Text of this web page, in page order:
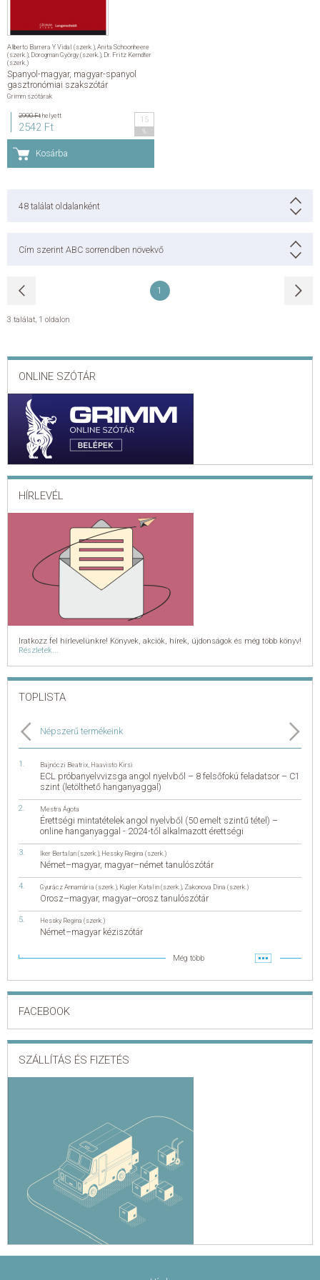
Alberto Barrera Y Vidal (szerk.) Anita Schoonheere
(szerk.) Dorogman György (szerk.) Dr. Fritz Kerndter
(szerk.)
Spanyol-magyar, magyar-spanyol
gasztronómiai szakszótár
Grimm szótárak
2990 Fthelyett
2542 Ft
15
Kosárba
48 találat oldalanként
Cím szerint ABC sorrendben növekvő
1
3 találat, 1 oldalon
ONLINE SZÓTÁR
HÍRLEVÉL
Iratkozz fel hírlevelünkre! Könyvek, akciók, hírek, újdonságok és még több könyv!
Részletek...
TOPLISTA
Népszerű termékeink
Bajnóczi Beatrix Haavisto Kirsi
ECL próbanyelvvizsga angol nyelvből – 8 felsőfokú feladatsor – C1
szint (letölthető hanganyaggal)
Mestra Ágota
Érettségi mintatételek angol nyelvből (50 emelt szintű tétel) –
online hanganyaggal - 2024-től alkalmazott érettségi
Iker Bertalan (szerk.) Hessky Regina (szerk.)
Német–magyar, magyar–német tanulószótár
Gyurácz Annamária (szerk.) Kugler Katalin (szerk.) Zakonova Dina (szerk.)
Orosz–magyar, magyar–orosz tanulószótár
Hessky Regina (szerk.)
Német–magyar kéziszótár
Még több
FACEBOOK
SZÁLLÍTÁS ÉS FIZETÉS